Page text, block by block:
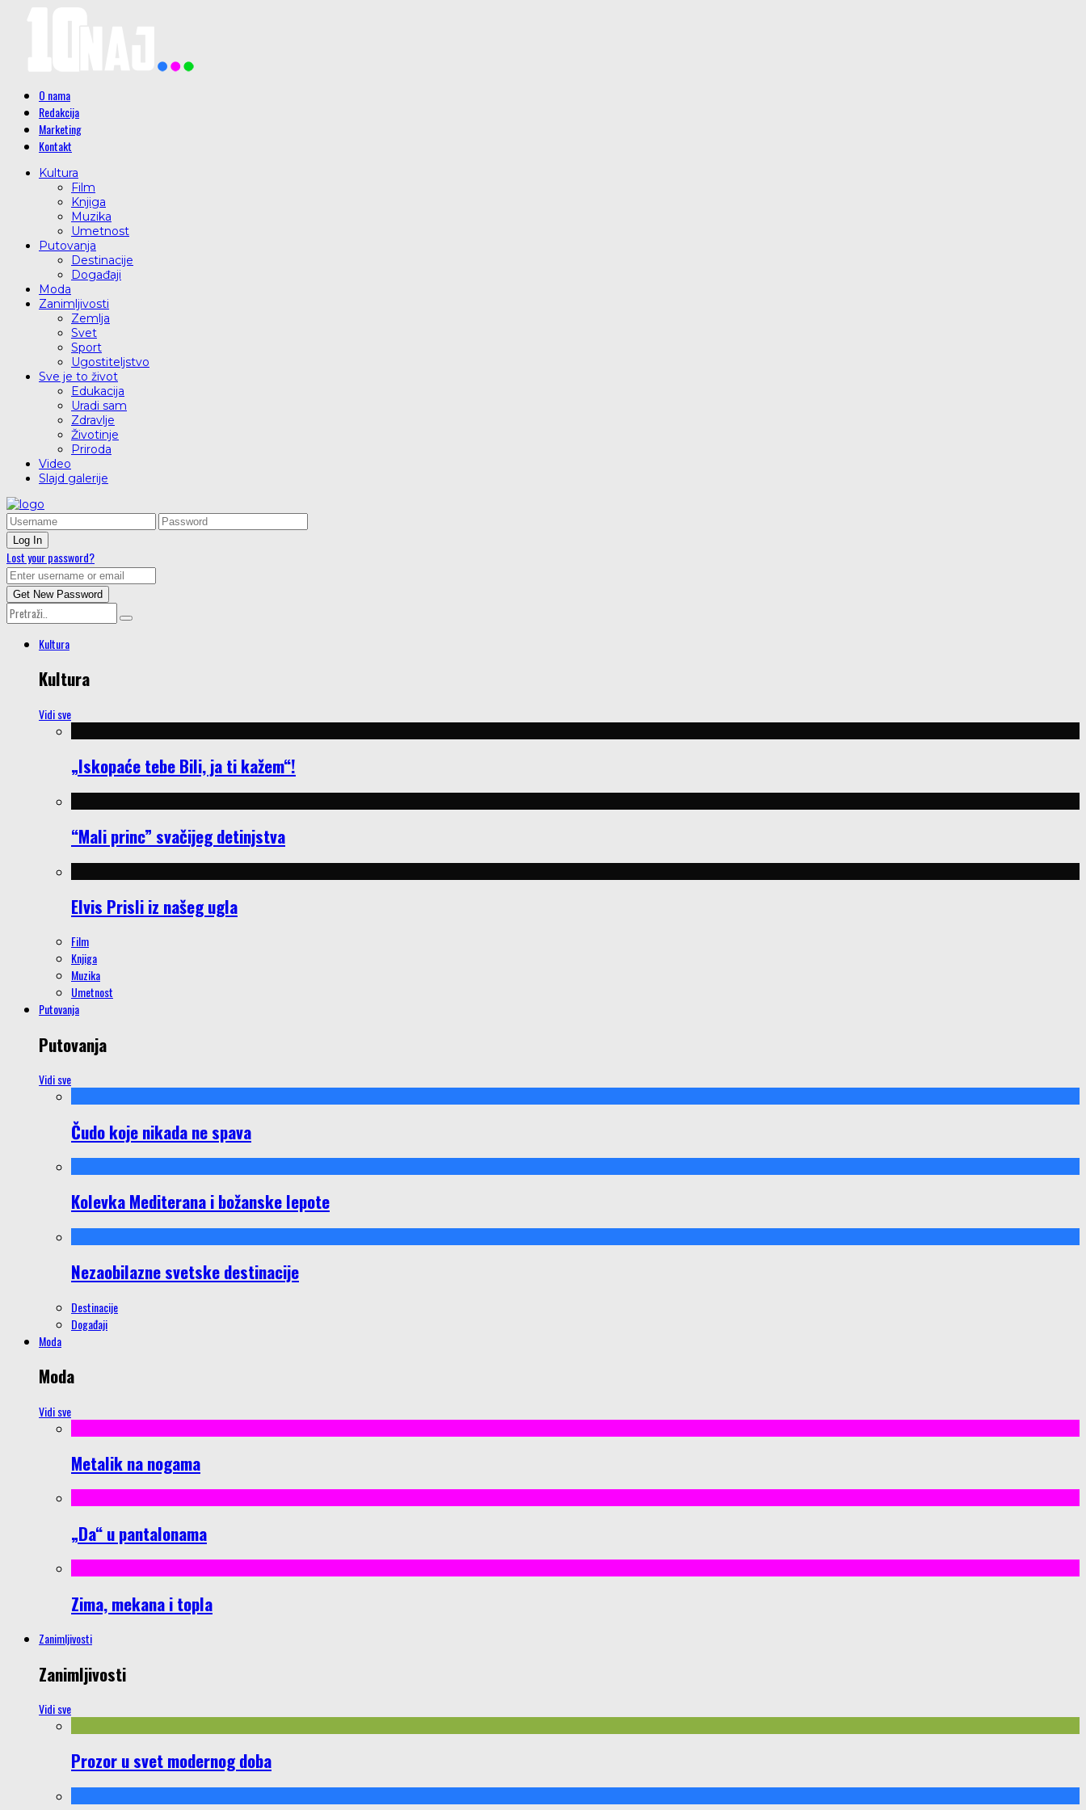
O nama
Redakcija
Marketing
Kontakt
Kultura
Film
Knjiga
Muzika
Umetnost
Putovanja
Destinacije
Događaji
Moda
Zanimljivosti
Zemlja
Svet
Sport
Ugostiteljstvo
Sve je to život
Edukacija
Uradi sam
Zdravlje
Životinje
Priroda
Video
Slajd galerije
Lost your password?
Kultura
Kultura
Vidi sve
„Iskopaće tebe Bili, ja ti kažem“!
“Mali princ” svačijeg detinjstva
Elvis Prisli iz našeg ugla
Film
Knjiga
Muzika
Umetnost
Putovanja
Putovanja
Vidi sve
Čudo koje nikada ne spava
Kolevka Mediterana i božanske lepote
Nezaobilazne svetske destinacije
Destinacije
Događaji
Moda
Moda
Vidi sve
Metalik na nogama
„Da“ u pantalonama
Zima, mekana i topla
Zanimljivosti
Zanimljivosti
Vidi sve
Prozor u svet modernog doba